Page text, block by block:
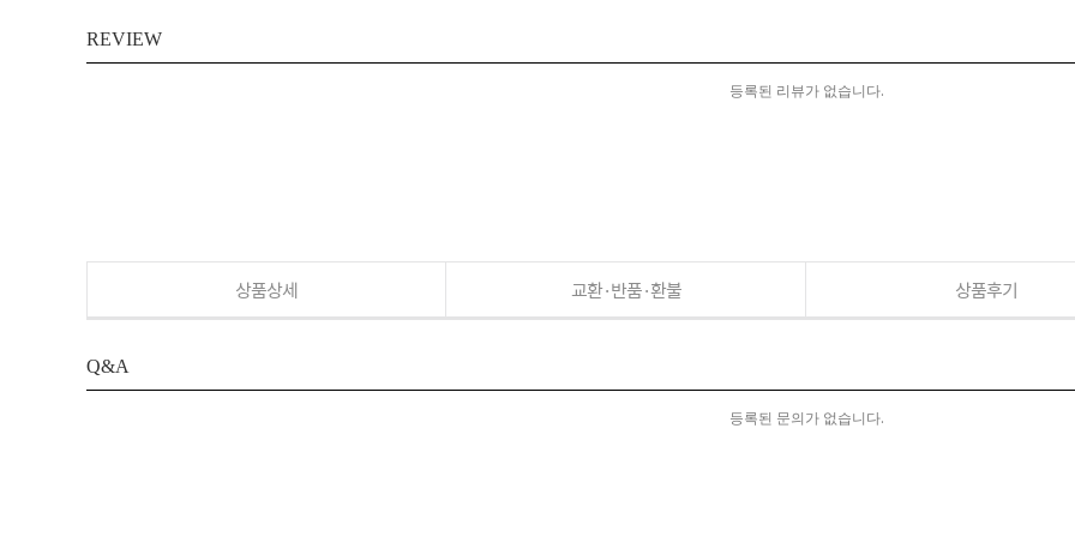
REVIEW
등록된 리뷰가 없습니다.
상품상세 교환·반품·환불 상품후기
Q&A
등록된 문의가 없습니다.